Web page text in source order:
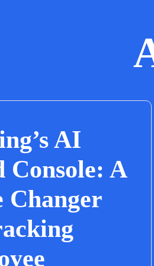
AI
Console: A
Changer